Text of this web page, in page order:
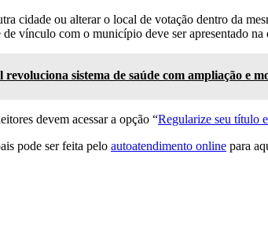
cidade ou alterar o local de votação dentro da
vínculo com o município deve ser apresentado
revoluciona sistema de saúde com ampliação e
devem acessar a opção “Regularize seu título
pode ser feita pelo autoatendimento online para